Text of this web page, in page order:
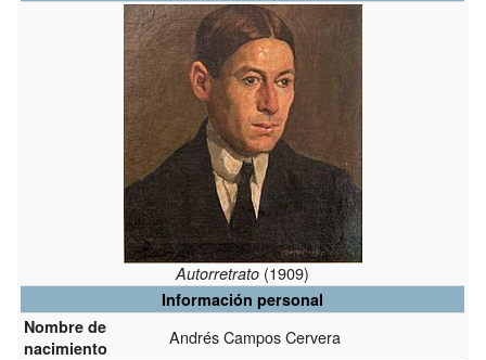
Autorretrato (1909)
Información personal
Nombre de
nacimiento
Andrés Campos Cervera